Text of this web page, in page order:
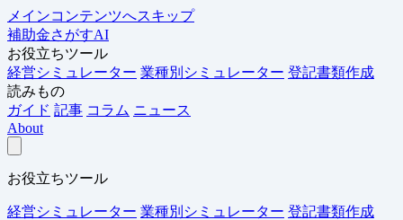
メインコンテンツへスキップ
補助金さがすAI
お役立ちツール
経営シミュレーター 業種別シミュレーター 登記書類作成
読みもの
ガイド 記事 コラム ニュース
About
お役立ちツール
経営シミュレーター 業種別シミュレーター 登記書類作成